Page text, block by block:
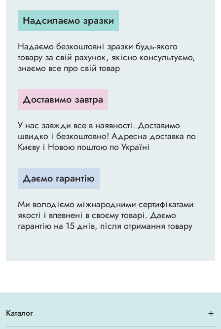
Надсилаємо зразки
Надаємо безкоштовні зразки будь-якого
товару за свій рахунок, якісно консультуємо,
знаємо все про свій товар
Доставимо завтра
У нас завжди все в наявності. Доставимо
швидко і безкоштовно! Адресна доставка по
Києву і Новою поштою по Україні
Даємо гарантію
Ми володіємо міжнародними сертифікатами
якості і впевнені в своєму товарі. Даємо
гарантію на 15 днів, після отримання товару
Каталог